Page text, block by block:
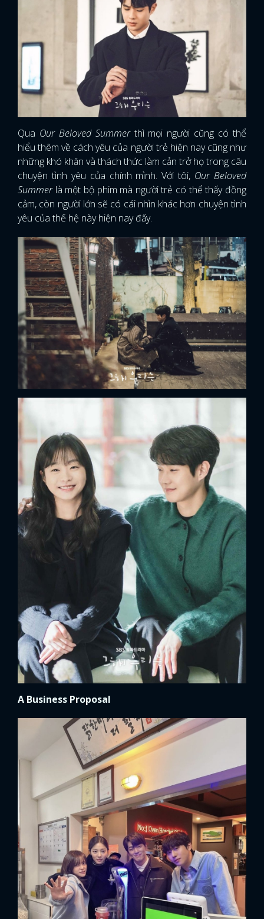
Qua Our Beloved Summerthì mọi người cũng có thể
hiểu thêm về cách yêu của người trẻ hiện nay cũng như
những khó khăn và thách thức làm cản trở họ trong câu
chuyện tình yêu của chính mình. Với tôi, Our Beloved
Summerlà một bộ phim mà người trẻ có thể thấy đồng
cảm, còn người lớn sẽ có cái nhìn khác hơn chuyện tình
yêu của thế hệ này hiện nay đấy.
A Business Proposal